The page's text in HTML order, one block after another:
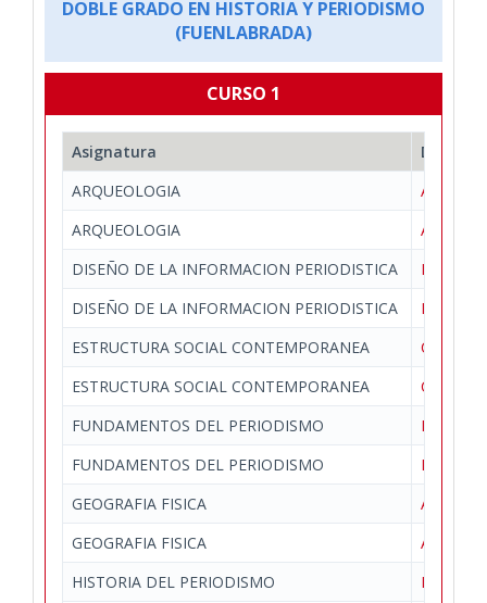
DOBLE GRADO EN HISTORIA Y PERIODISMO
(FUENLABRADA)
CURSO 1
Asignatura
ARQUEOLOGIA
Artes y
ARQUEOLOGIA
Artes y
DISEÑO DE LA INFORMACION PERIODISTICA
DISEÑO DE LA INFORMACION PERIODISTICA
ESTRUCTURA SOCIAL CONTEMPORANEA
Ciencias
ESTRUCTURA SOCIAL CONTEMPORANEA
Ciencias
FUNDAMENTOS DEL PERIODISMO
FUNDAMENTOS DEL PERIODISMO
GEOGRAFIA FISICA
Artes y
GEOGRAFIA FISICA
Artes y
HISTORIA DEL PERIODISMO